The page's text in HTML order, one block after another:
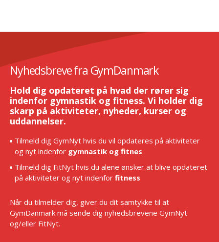
Nyhedsbreve fra GymDanmark
Hold dig opdateret på hvad der rører sig
indenfor gymnastik og fitness. Vi holder dig
skarp på aktiviteter, nyheder, kurser og
uddannelser.
Tilmeld dig GymNyt hvis du vil opdateres på aktiviteter
og nyt indenfor gymnastik og fitnes
Tilmeld dig FitNyt hvis du alene ønsker at blive opdateret
på aktiviteter og nyt indenfor fitness
Når du tilmelder dig, giver du dit samtykke til at
GymDanmark må sende dig nyhedsbrevene GymNyt
og/eller FitNyt.